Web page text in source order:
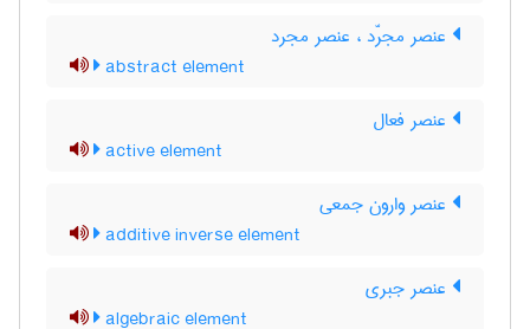
عنصر مجرّد ، عنصر مجرد
abstract element
عنصر فعال
active element
عنصر وارون جمعی
additive inverse element
عنصر جبری
algebraic element